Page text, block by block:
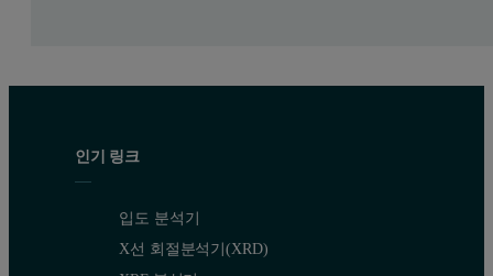
인기 링크
입도 분석기
X선 회절분석기(XRD)